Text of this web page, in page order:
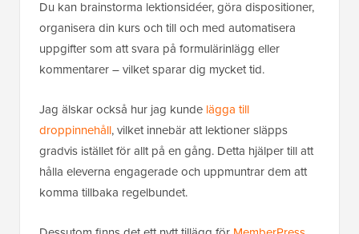
Du kan brainstorma lektionsidéer, göra dispositioner,
organisera din kurs och till och med automatisera
uppgifter som att svara på formulärinlägg eller
kommentarer – vilket sparar dig mycket tid.
Jag älskar också hur jag kunde lägga till
droppinnehåll, vilket innebär att lektioner släpps
gradvis istället för allt på en gång. Detta hjälper till att
hålla eleverna engagerade och uppmuntrar dem att
komma tillbaka regelbundet.